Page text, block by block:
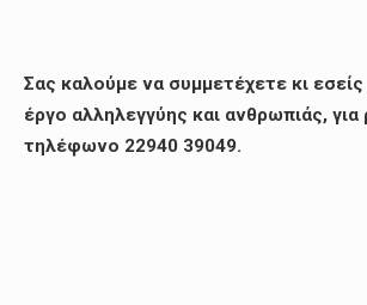
Σας καλούμε να συμμετέχετε κι
έργο αλληλεγγύης και ανθρωπιάς,
τηλέφωνο 22940 39049.